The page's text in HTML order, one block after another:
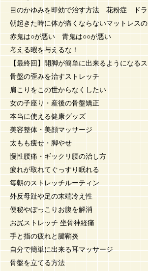
目のかゆみを即効で治す方法 花粉症 ドラ
朝起きた時に体が痛くならないマットレス
赤鬼は○が悪い 青鬼は○○が悪い
考える暇を与えるな！
【最終回】開脚が簡単に出来るようになるス
骨盤の歪みを治すストレッチ
肩こりをこの世からなくしたい
女の子座り・産後の骨盤矯正
本当に使える健康グッズ
美容整体・美顔マッサージ
太もも痩せ・脚やせ
慢性腰痛・ギックリ腰の治し方
疲れが取れてぐっすり眠れる
毎朝のストレッチルーティン
外反母趾や足の末端冷え性
便秘やぽっこりお腹を解消
お尻ストレッチ 坐骨神経痛
手と指の疲れと腱鞘炎
自分で簡単に出来る耳マッサージ
骨盤を立てる方法